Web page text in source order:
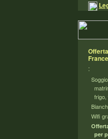
:
Wifi
per